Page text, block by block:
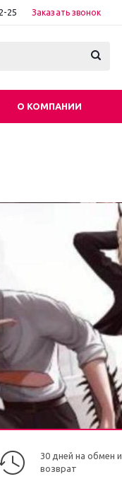
25 Заказать звонок
О КОМПАНИИ
30 дней на обмен и
возврат